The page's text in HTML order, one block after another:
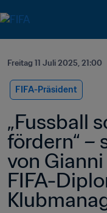
Freitag 11 Juli 2025, 21:00
FIFA-Präsident
„Fussball
fördern“ –
von
FIFA-